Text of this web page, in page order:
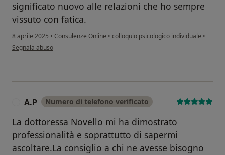
significato nuovo alle relazioni che ho sempre
vissuto con fatica.
8 aprile 2025 • Consulenze Online • colloquio psicologico individuale •
secondo l'opinione dell'utente A.F.
Segnala abuso
A.P Numero di telefono verificato
La dottoressa Novello mi ha dimostrato
professionalità e soprattutto di sapermi
ascoltare.La consiglio a chi ne avesse bisogno